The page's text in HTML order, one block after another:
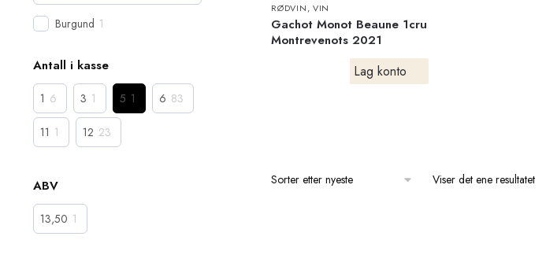
RØDVIN, VIN
Gachot Monot Beaune 1cru
Montrevenots 2021
Lag konto
Viser det ene resultatet
Burgund 1
Antall i kasse
1 6 3 1 5 1 6 83
11 1 12 23
ABV
13,50 1